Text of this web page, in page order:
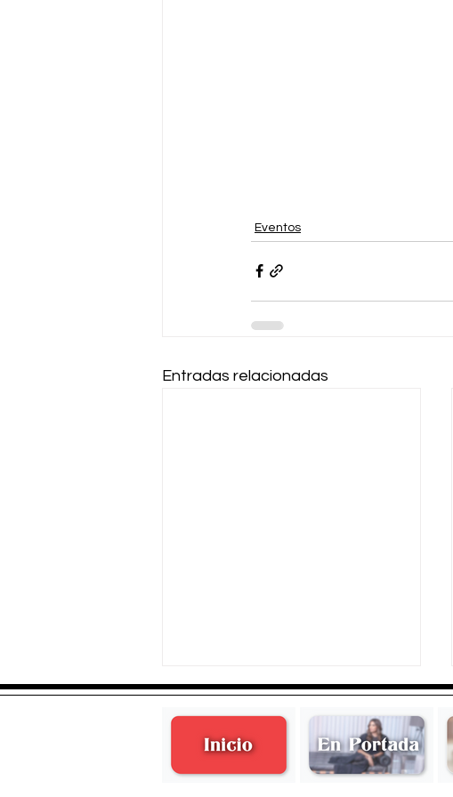
Eventos
Entradas relacionadas